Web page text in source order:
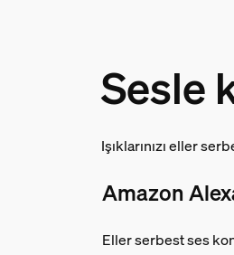
Sesle
Işıklarınızı eller
Amazon
Eller serbest ses